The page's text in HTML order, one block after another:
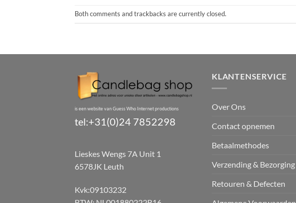
Both comments and trackbacks are currently closed.
is een website van Guess Who Internet productions
tel:+31(0)24 7852298
Lieskes Wengs 7A Unit 1
6578JK Leuth
Kvk:09103232
KLANTENSERVICE
Over Ons
Contact opnemen
Betaalmethodes
Verzending & Bezorging
Retouren & Defecten